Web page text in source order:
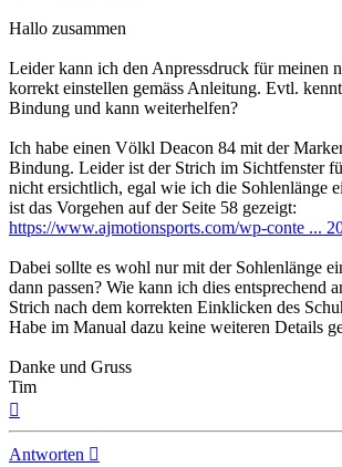
Hallo zusammen
Leider kann ich den Anpressdruck für meinen
korrekt einstellen gemäss Anleitung. Evtl.
Bindung und kann weiterhelfen?
Ich habe einen Völkl Deacon 84 mit der
Bindung. Leider ist der Strich im Sichtfenster
nicht ersichtlich, egal wie ich die Sohlenlänge
ist das Vorgehen auf der Seite 58 gezeigt:
https://www.ajmotionsports.com/wp-conte ...
Dabei sollte es wohl nur mit der Sohlenlänge
dann passen? Wie kann ich dies entsprechend
Strich nach dem korrekten Einklicken des
Habe im Manual dazu keine weiteren Details
Danke und Gruss
Tim
Antworten